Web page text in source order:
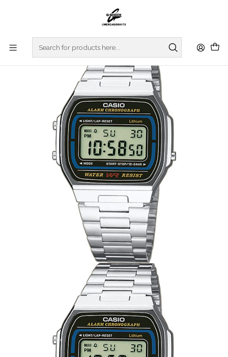
CASIO COLLECTION
Vintage Series A164WA-1VES